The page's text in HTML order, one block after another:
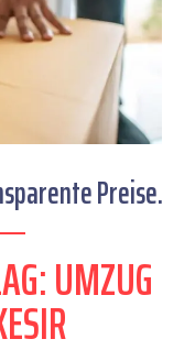
Preise.
UMZUG